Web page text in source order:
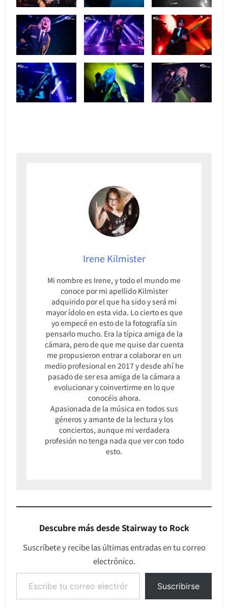
Irene Kilmister
Mi nombre es Irene, y todo el mundo me
conoce por mi apellido Kilmister
adquirido por el que ha sido y será mi
mayor ídolo en esta vida. Lo cierto es que
yo empecé en esto de la fotografía sin
pensarlo mucho. Era la típica amiga de la
cámara, pero de que me quise dar cuenta
me propusieron entrar a colaborar en un
medio profesional en 2017 y desde ahí he
pasado de ser esa amiga de la cámara a
evolucionar y coinvertirme en lo que
conocéis ahora.
Apasionada de la música en todos sus
géneros y amante de la lectura y los
conciertos, aunque mi verdadera
profesión no tenga nada que ver con todo
esto.
Descubre más desde Stairway to Rock
Suscríbete y recibe las últimas entradas en tu correo
electrónico.
Escribe tu correo electrónico…
Suscribirse